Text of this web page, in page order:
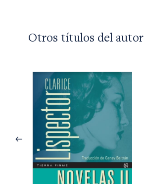
Otros títulos del autor